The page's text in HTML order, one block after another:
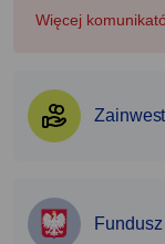
Więcej